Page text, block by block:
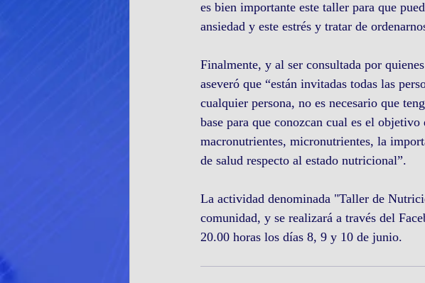
es bien importante este taller para que
ansiedad y este estrés y tratar de
Finalmente, y al ser consultada por
aseveró que “están invitadas todas las
cualquier persona, no es necesario que
base para que conozcan cual es el
macronutrientes, micronutrientes, la
de salud respecto al estado nutricional”.
La actividad denominada "Taller de
comunidad, y se realizará a través del
20.00 horas los días 8, 9 y 10 de junio.